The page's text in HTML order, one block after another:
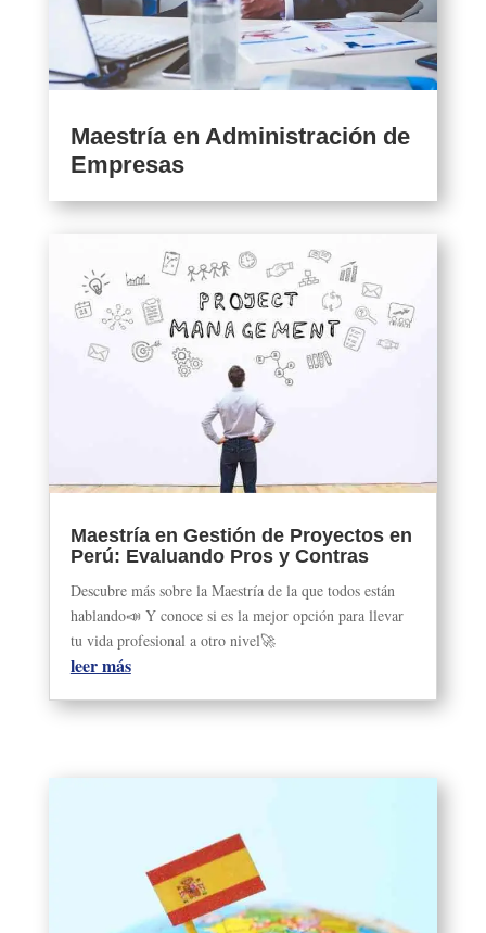
Maestría en Administración de
Empresas
Maestría en Gestión de Proyectos en
Perú: Evaluando Pros y Contras
Descubre más sobre la Maestría de la que todos están
hablando📣 Y conoce si es la mejor opción para llevar
tu vida profesional a otro nivel🚀
leer más